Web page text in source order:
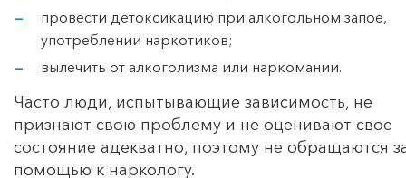
провести детоксикацию при алкогольном запое,
употреблении наркотиков;
вылечить от алкоголизма или наркомании.
Часто люди, испытывающие зависимость, не
признают свою проблему и не оценивают свое
состояние адекватно, поэтому не обращаются
помощью к наркологу.